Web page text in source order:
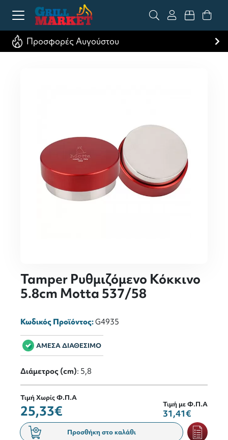
Προσφορές Αυγούστου
Tamper Ρυθμιζόμενο Κόκκινο
5.8cm Motta 537/58
Κωδικός Προϊόντος:G4935
ΑΜΕΣΑ ΔΙΑΘΕΣΙΜΟ
Διάμετρος (cm): 5,8
Τιμή Χωρίς Φ.Π.Α
25,33€ Τιμή με Φ.Π.Α
31,41€
Προσθήκη στο καλάθι